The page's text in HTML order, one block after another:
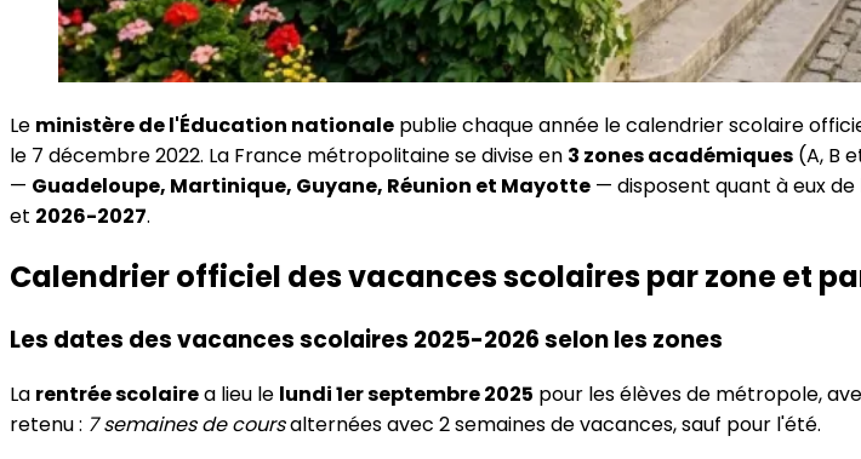
Le ministère de l'Éducation nationale publie chaque année le calendrier scolaire
le 7 décembre 2022. La France métropolitaine se divise en 3 zones académiques (A, B
— Guadeloupe, Martinique, Guyane, Réunion et Mayotte — disposent quant à eux
et 2026-2027.
Calendrier officiel des vacances scolaires par zone et
Les dates des vacances scolaires 2025-2026 selon les zones
La rentrée scolairea lieu le lundi 1er septembre 2025 pour les élèves de métropole,
retenu : 7 semaines de coursalternées avec 2 semaines de vacances, sauf pour l'été.